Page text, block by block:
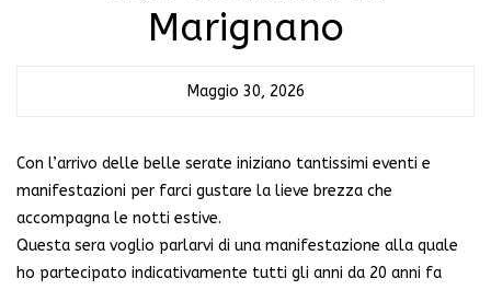
Marignano
Maggio 30, 2026
Con l’arrivo delle belle serate iniziano tantissimi eventi e
manifestazioni per farci gustare la lieve brezza che
accompagna le notti estive.
Questa sera voglio parlarvi di una manifestazione alla quale
ho partecipato indicativamente tutti gli anni da 20 anni fa